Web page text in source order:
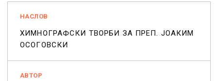
НАСЛОВ
ХИМНОГРАФСКИ ТВОРБИ ЗА ПРЕП. ЈОАКИМ
ОСОГОВСКИ
АВТОР